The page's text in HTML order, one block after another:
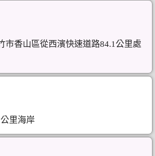
市香山區從西濱快速道路84.1公里處
里海岸